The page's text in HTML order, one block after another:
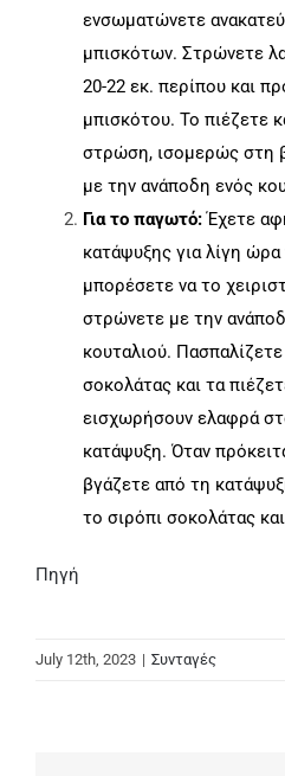
ενσωματώνετε
μπισκότων. Στρώνετε
20-22 εκ. περίπου και
μπισκότου. Το πιέζετε
στρώση, ισομερώς στη
με την ανάποδη ενός
Για το παγωτό:Έχετε
κατάψυξης για λίγη ώρα
μπορέσετε να το
στρώνετε με την
κουταλιού.
σοκολάτας και τα
εισχωρήσουν ελαφρά
κατάψυξη. Όταν
βγάζετε από τη
το σιρόπι σοκολάτας
Πηγή
July 12th, 2023 | Συνταγές